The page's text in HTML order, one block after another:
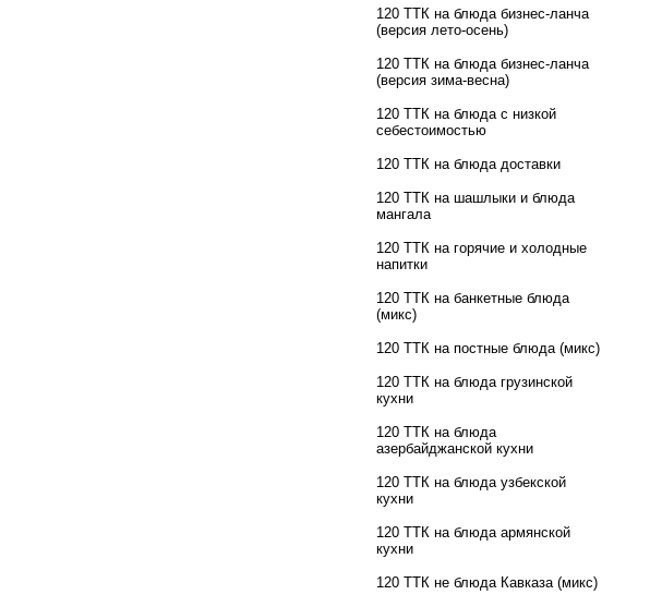
120 ТТК на блюда бизнес-ланча
(версия лето-осень)
120 ТТК на блюда бизнес-ланча
(версия зима-весна)
120 ТТК на блюда с низкой
себестоимостью
120 ТТК на блюда доставки
120 ТТК на шашлыки и блюда
мангала
120 ТТК на горячие и холодные
напитки
120 ТТК на банкетные блюда
(микс)
120 ТТК на постные блюда (микс)
120 ТТК на блюда грузинской
кухни
120 ТТК на блюда
азербайджанской кухни
120 ТТК на блюда узбекской
кухни
120 ТТК на блюда армянской
кухни
120 ТТК не блюда Кавказа (микс)